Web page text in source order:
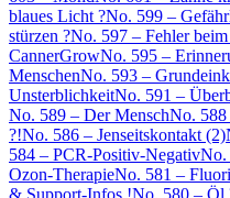
blaues Licht ?No. 599 –
stürzen ?No. 597 – Fehler
CannerGrowNo. 595 –
MenschenNo. 593 –
UnsterblichkeitNo. 591 –
No. 589 – Der MenschNo. 588
?!No. 586 – Jenseitskontakt (2)
584 – PCR-Positiv-NegativNo.
Ozon-TherapieNo. 581 –
& Support-Infos !No. 580 – Öl